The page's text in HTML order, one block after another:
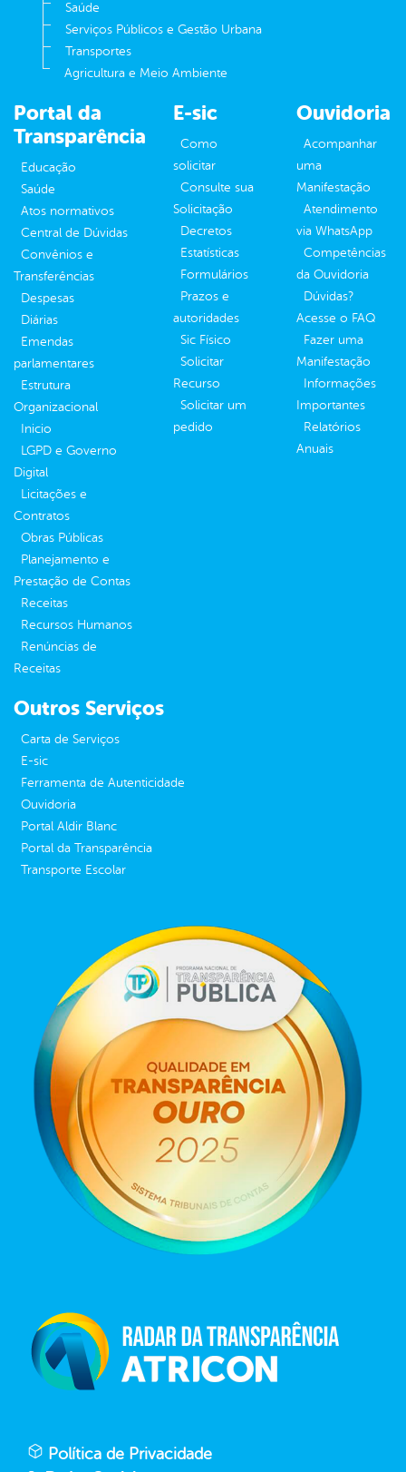
Saúde
Serviços Públicos e Gestão Urbana
Transportes
Agricultura e Meio Ambiente
Portal da
Transparência
Educação
Saúde
Atos normativos
Central de Dúvidas
Convênios e
Transferências
Despesas
Diárias
Emendas
parlamentares
Estrutura
Organizacional
Inicio
LGPD e Governo
Digital
Licitações e
Contratos
Obras Públicas
Planejamento e
Prestação de Contas
Receitas
Recursos Humanos
Renúncias de
Receitas
E-sic
Como
solicitar
Consulte sua
Solicitação
Decretos
Estatísticas
Formulários
Prazos e
autoridades
Sic Físico
Solicitar
Recurso
Solicitar um
pedido
Ouvidoria
Acompanhar
uma
Manifestação
Atendimento
via WhatsApp
Competências
da Ouvidoria
Dúvidas?
Acesse o FAQ
Fazer uma
Manifestação
Informações
Importantes
Relatórios
Anuais
Outros Serviços
Carta de Serviços
E-sic
Ferramenta de Autenticidade
Ouvidoria
Portal Aldir Blanc
Portal da Transparência
Transporte Escolar
Política de Privacidade